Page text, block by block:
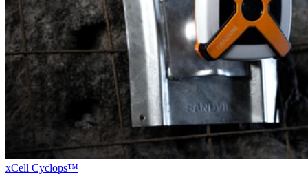
xCell Cyclops™